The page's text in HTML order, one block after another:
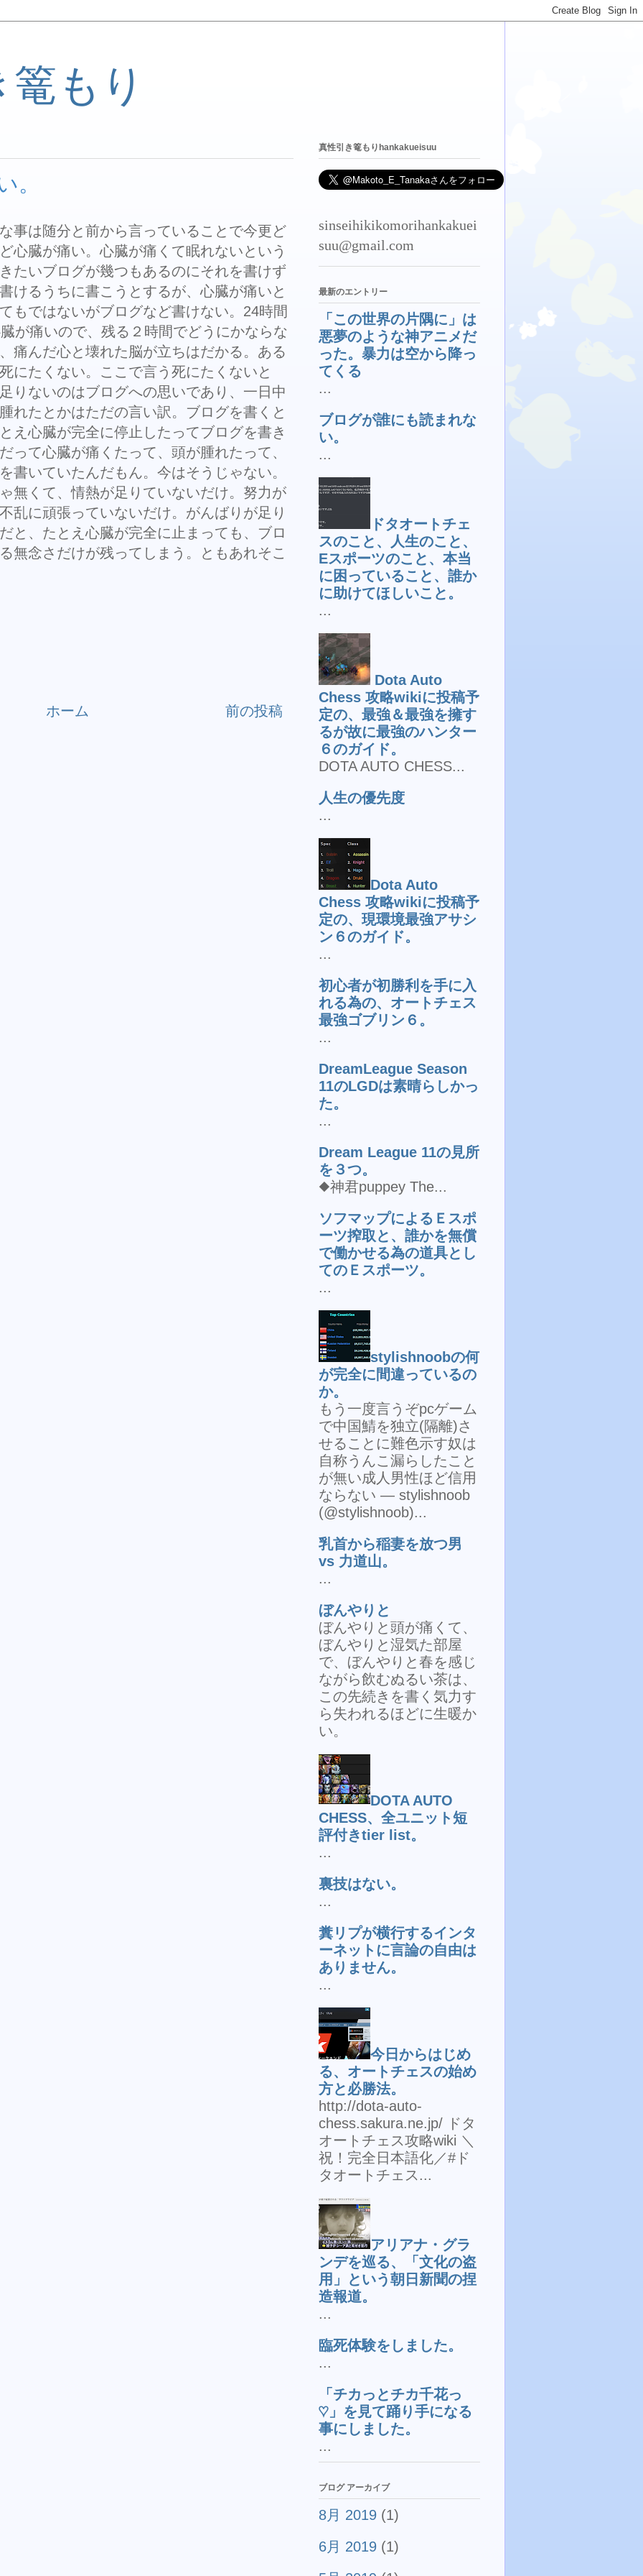
もり
。
事は随分と前から言っていることで今更ど
心臓が痛い。心臓が痛くて眠れないという
たいブログが幾つもあるのにそれを書けず
けるうちに書こうとするが、心臓が痛いと
もではないがブログなど書けない。24時間
が痛いので、残る２時間でどうにかならな
痛んだ心と壊れた脳が立ちはだかる。ある
にたくない。ここで言う死にたくないと
りないのはブログへの思いであり、一日中
れたとかはただの言い訳。ブログを書くと
え心臓が完全に停止したってブログを書き
って心臓が痛くたって、頭が腫れたって、
書いていたんだもん。今はそうじゃない。
無くて、情熱が足りていないだけ。努力が
乱に頑張っていないだけ。がんばりが足り
と、たとえ心臓が完全に止まっても、ブロ
無念さだけが残ってしまう。ともあれそこ
前の投稿
ホーム
真性引き篭もりhankakueisuu
sinseihikikomorihankakuei
suu@gmail.com
最新のエントリー
「この世界の片隅に」は
悪夢のような神アニメだ
った。暴力は空から降っ
てくる
...
ブログが誰にも読まれな
い。
...
ドタオートチェ
スのこと、人生のこと、
Eスポーツのこと、本当
に困っていること、誰か
に助けてほしいこと。
...
Dota Auto
Chess 攻略wikiに投稿予
定の、最強＆最強を擁す
るが故に最強のハンター
６のガイド。
DOTA AUTO CHESS...
人生の優先度
...
Dota Auto
Chess 攻略wikiに投稿予
定の、現環境最強アサシ
ン６のガイド。
...
初心者が初勝利を手に入
れる為の、オートチェス
最強ゴブリン６。
...
DreamLeague Season
11のLGDは素晴らしかっ
た。
...
Dream League 11の見所
を３つ。
◆神君puppey The...
ソフマップによるＥスポ
ーツ搾取と、誰かを無償
で働かせる為の道具とし
てのＥスポーツ。
...
stylishnoobの何
が完全に間違っているの
か。
もう一度言うぞpcゲーム
で中国鯖を独立(隔離)さ
せることに難色示す奴は
自称うんこ漏らしたこと
が無い成人男性ほど信用
ならない — stylishnoob
(@stylishnoob)...
乳首から稲妻を放つ男
vs 力道山。
...
ぼんやりと
ぼんやりと頭が痛くて、
ぼんやりと湿気た部屋
で、ぼんやりと春を感じ
ながら飲むぬるい茶は、
この先続きを書く気力す
ら失われるほどに生暖か
い。
DOTA AUTO
CHESS、全ユニット短
評付きtier list。
...
裏技はない。
...
糞リプが横行するインタ
ーネットに言論の自由は
ありません。
...
今日からはじめ
る、オートチェスの始め
方と必勝法。
http://dota-auto-
chess.sakura.ne.jp/ ドタ
オートチェス攻略wiki ＼
祝！完全日本語化／#ド
タオートチェス...
アリアナ・グラ
ンデを巡る、「文化の盗
用」という朝日新聞の捏
造報道。
...
臨死体験をしました。
...
「チカっとチカ千花っ
♡」を見て踊り手になる
事にしました。
...
ブログ アーカイブ
8月 2019 (1)
6月 2019 (1)